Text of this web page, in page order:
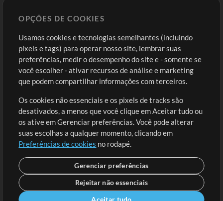
Comprar Créditos
Conteúdo Grátis
Solicite uma Música
Extras
Sessões
Envie seu conteúdo
Playlist
MT Conference
Entre
Cadastre-se
Ir ao carrinho
OPÇÕES DE COOKIES
Usamos cookies e tecnologias semelhantes (incluindo
pixels e tags) para operar nosso site, lembrar suas
preferências, medir o desempenho do site e - somente se
você escolher - ativar recursos de análise e marketing
que podem compartilhar informações com terceiros.
Os cookies não essenciais e os pixels de tracks são
desativados, a menos que você clique em Aceitar tudo ou
os ative em Gerenciar preferências. Você pode alterar
suas escolhas a qualquer momento, clicando em
Preferências de cookies no rodapé.
Gerenciar preferências
Rejeitar não essenciais
Aceitar tudo